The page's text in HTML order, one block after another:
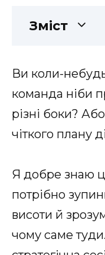
Зміст
Ви коли-
команда ніби
різні боки?
чіткого плану
Я добре знаю
потрібно
висоти й
чому саме